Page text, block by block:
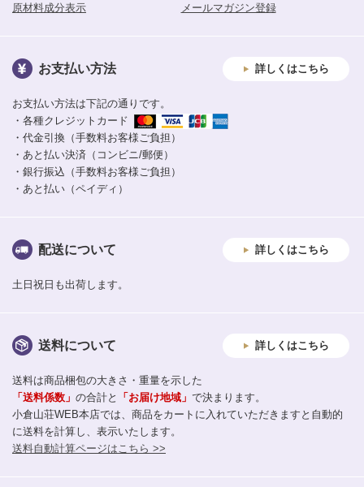
原材料成分表示
メールマガジン登録
お支払い方法 詳しくはこちら
お支払い方法は下記の通りです。
・各種クレジットカード
・代金引換（手数料お客様ご負担）
・あと払い決済（コンビニ/郵便）
・銀行振込（手数料お客様ご負担）
・あと払い（ペイディ）
配送について 詳しくはこちら
土日祝日も出荷します。
送料について 詳しくはこちら
送料は商品梱包の大きさ・重量を示した
「送料係数」 の合計と 「お届け地域」 で決まります。
小倉山荘WEB本店では、商品をカートに入れていただきますと自動的
に送料を計算し、表示いたします。
送料自動計算ページはこちら >>